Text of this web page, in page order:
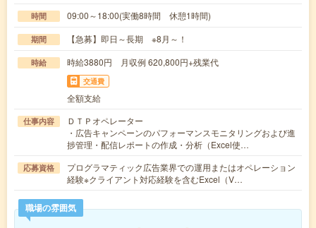
時間 09:00～18:00(実働8時間 休憩1時間)
期間 【急募】即日～長期 ※8月～！
時給 時給3880円 月収例 620,800円+残業代
交通費
全額支給
仕事内容
ＤＴＰオペレーター
・広告キャンペーンのパフォーマンスモニタリングおよび進
捗管理・配信レポートの作成・分析（Excel使…
応募資格
プログラマティック広告業界での運用またはオペレーション
経験※クライアント対応経験を含むExcel（V…
職場の雰囲気